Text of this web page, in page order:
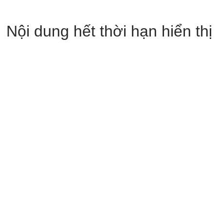
Nội dung hết thời hạn hiển thị